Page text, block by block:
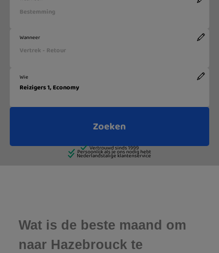
Wat is de beste maand om
naar Hazebrouck te